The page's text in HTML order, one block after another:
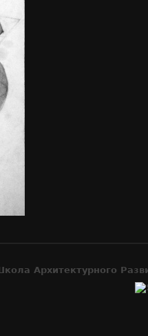
Архитектурного